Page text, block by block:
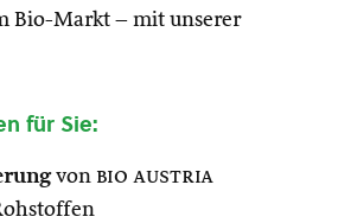
Bio-Markt – mit unserer
für Sie:
von bio austria